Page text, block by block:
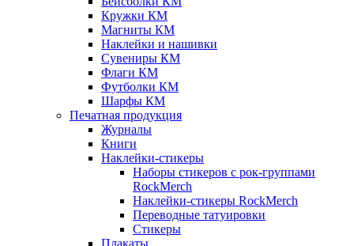
Кружки КМ
Магниты КМ
Наклейки и нашивки
Сувениры КМ
Флаги КМ
Футболки КМ
Шарфы КМ
Печатная продукция
Журналы
Книги
Наклейки-стикеры
Наборы стикеров с рок-группами
RockMerch
Наклейки-стикеры RockMerch
Переводные татуировки
Стикеры
Плакаты